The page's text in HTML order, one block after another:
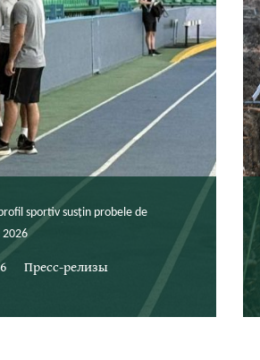
sportiv susțin probele de
Пресс-релизы